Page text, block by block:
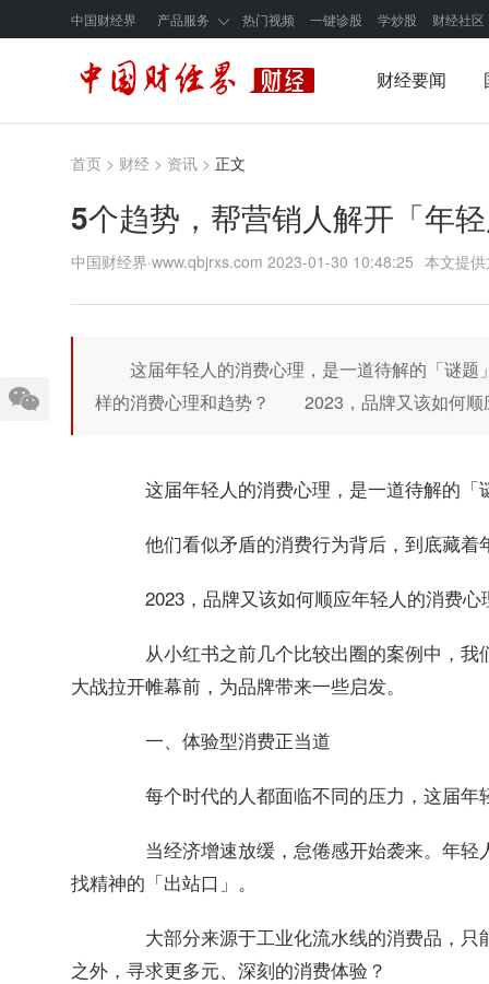
中国财经界 产品服务 热门视频 一键诊股 学炒股 财经社区
财经要闻
首页 > 财经 > 资讯 > 正文
5个趋势，帮营销人解开「年
中国财经界·www.qbjrxs.com 2023-01-30 10:48:25 本文提
这届年轻人的消费心理，是一道待解的「谜
样的消费心理和趋势？ 2023，品牌又该如何顺
这届年轻人的消费心理，是一道待解的「
他们看似矛盾的消费行为背后，到底藏着
2023，品牌又该如何顺应年轻人的消费心
从小红书之前几个比较出圈的案例中，我
大战拉开帷幕前，为品牌带来一些启发。
一、体验型消费正当道
每个时代的人都面临不同的压力，这届年
当经济增速放缓，怠倦感开始袭来。年轻
找精神的「出站口」。
大部分来源于工业化流水线的消费品，只
之外，寻求更多元、深刻的消费体验？